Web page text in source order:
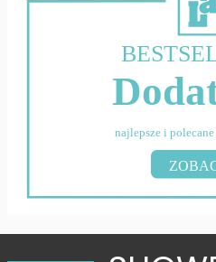
najlepsze i